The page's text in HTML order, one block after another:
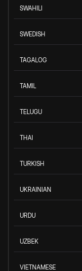
SWAHILI
SWEDISH
TAGALOG
TAMIL
TELUGU
THAI
TURKISH
UKRAINIAN
URDU
UZBEK
VIETNAMESE